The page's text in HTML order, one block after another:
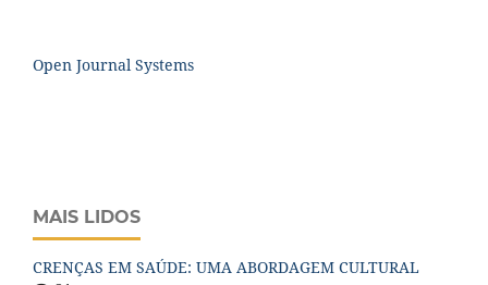
Open Journal Systems
MAIS LIDOS
CRENÇAS EM SAÚDE: UMA ABORDAGEM CULTURAL